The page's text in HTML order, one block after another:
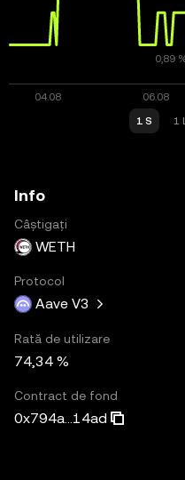
1 S 1 L
Info
Câștigați
WETH
Protocol
Aave V3
Rată de utilizare
74,34 %
Contract de fond
0x794a...14ad